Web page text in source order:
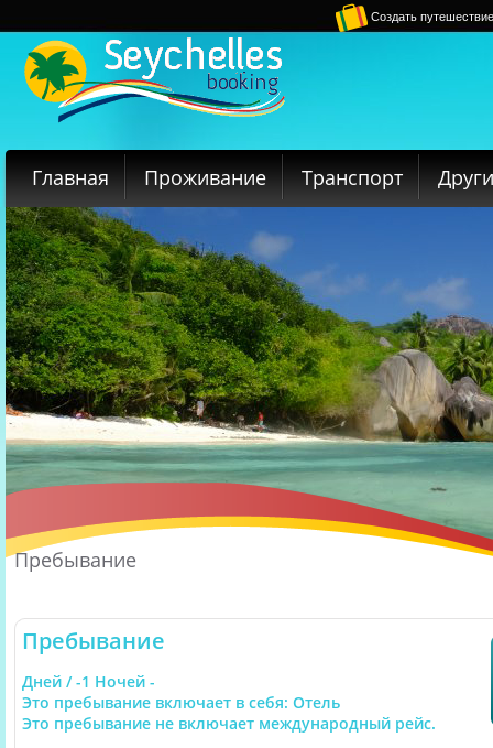
Создать
Главная Проживание Транспорт
Пребывание
Пребывание
Дней / -1 Ночей -
Это пребывание включает в себя: Отель
Это пребывание не включает международный рейс.